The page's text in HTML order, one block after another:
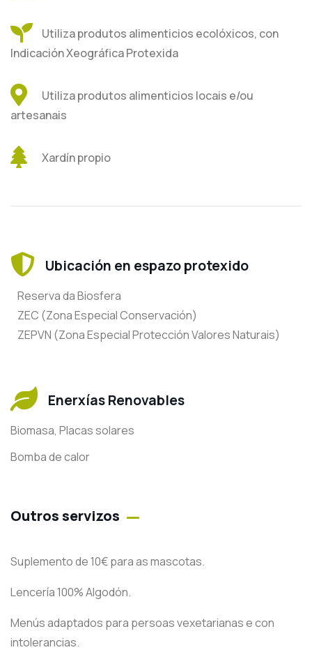
Utiliza produtos alimenticios ecolóxicos, con
Indicación Xeográfica Protexida
Utiliza produtos alimenticios locais e/ou
artesanais
Xardín propio
Ubicación en espazo protexido
Reserva da Biosfera
ZEC (Zona Especial Conservación)
ZEPVN (Zona Especial Protección Valores Naturais)
Enerxías Renovables
Biomasa, Placas solares
Bomba de calor
Outros servizos
Suplemento de 10€ para as mascotas.
Lencería 100% Algodón.
Menús adaptados para persoas vexetarianas e con
intolerancias.